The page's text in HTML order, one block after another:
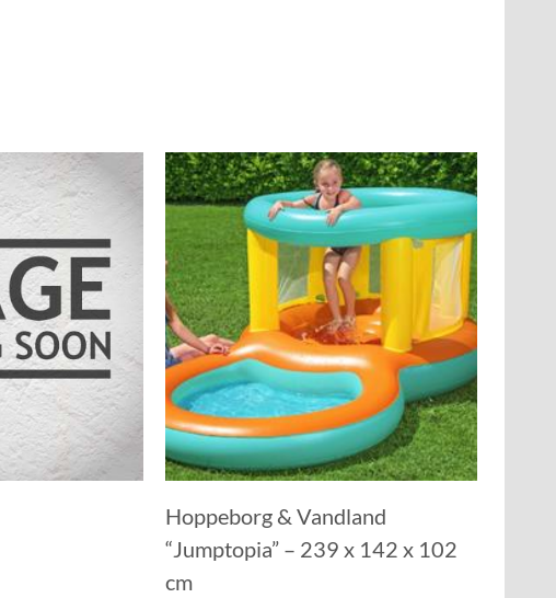
Hoppeborg & Vandland
“Jumptopia” – 239 x 142 x 102
cm